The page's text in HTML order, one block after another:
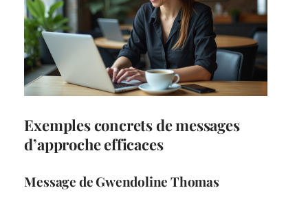
Exemples concrets de messages
d’approche efficaces
Message de Gwendoline Thomas